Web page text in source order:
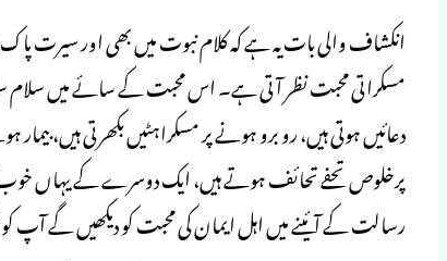
انکشاف والی بات یہ ہے کہ کلام نبوت میں بھی اور سیرت
مسکراتی محبت نظر آتی ہے۔ اس محبت کے سائے میں سلام
دعائیں ہوتی ہیں، رو برو ہونے پر مسکراہٹیں بکھرتی ہیں،
پرخلوص تحفے تحائف ہوتے ہیں، ایک دوسرے کے یہاں خوب
رسالت کے آئینے میں اہل ایمان کی محبت کو دیکھیں گے آپ